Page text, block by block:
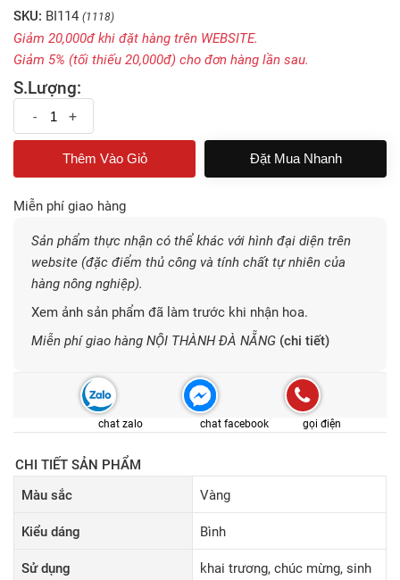
SKU: BI114 (1118)
Giảm 20,000đ khi đặt hàng trên WEBSITE.
Giảm 5% (tối thiếu 20,000đ) cho đơn hàng lần sau.
S.Lượng:
- +
Đặt Mua Nhanh
Miễn phí giao hàng
Sản phẩm thực nhận có thể khác với hình đại diện trên
website (đặc điểm thủ công và tính chất tự nhiên của
hàng nông nghiệp).
Xem ảnh sản phẩm đã làm trước khi nhận hoa.
Miễn phí giao hàng NỘI THÀNH ĐÀ NẴNG (chi tiết)
chat zalo chat facebook gọi điện
CHI TIẾT SẢN PHẨM
Màu sắc
Vàng
Kiểu dáng Bình
Sử dụng
khai trương, chúc mừng, sinh